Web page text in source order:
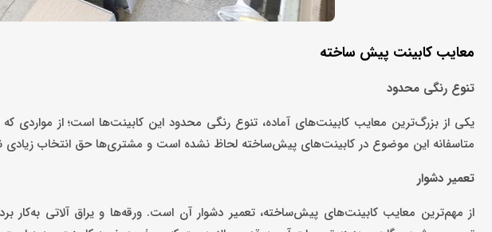
معایب کابینت پیش ساخته
تنوع رنگی محدود
یکی از بزرگ‌ترین معایب کابینت‌های آماده، تنوع رنگی محدود این کابینت‌ها است؛ از
متاسفانه این موضوع در کابینت‌های پیش‌ساخته لحاظ نشده است و مشتری‌ها حق انتخاب زیادی
تعمیر دشوار
از مهم‌ترین معایب کابینت‌های پیش‌ساخته، تعمیر دشوار آن است. ورقه‌ها و یراق آلاتی به‌کار